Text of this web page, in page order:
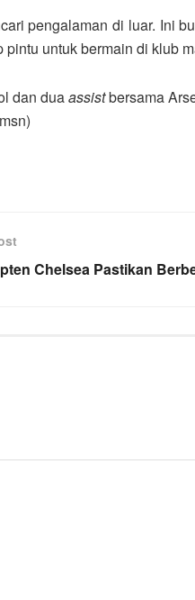
pengalaman di luar. Ini
untuk bermain di klub
dan duaassistbersama
Chelsea Pastikan